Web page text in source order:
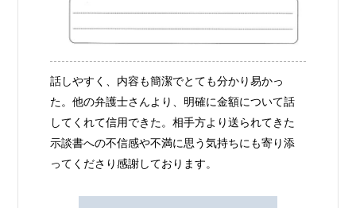
話しやすく、内容も簡潔でとても分かり易かっ
た。他の弁護士さんより、明確に金額について話
してくれて信用できた。相手方より送られてきた
示談書への不信感や不満に思う気持ちにも寄り添
ってくださり感謝しております。